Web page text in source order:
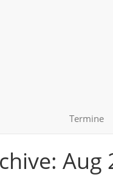
Termine
Aug